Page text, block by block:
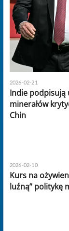
2026-02-21
Indie podpisują
minerałów
Chin
2026-02-10
Kurs na
luźną” politykę